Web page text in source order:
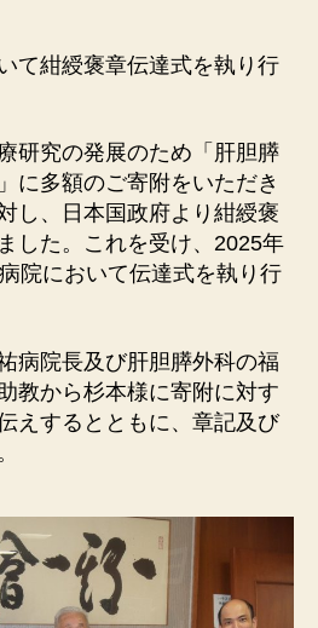
て紺綬褒章伝達式を執り行
研究の発展のため「肝胆膵
に多額のご寄附をいただき
し、日本国政府より紺綬褒
した。これを受け、2025年
院において伝達式を執り行
病院長及び肝胆膵外科の福
教から杉本様に寄附に対す
えするとともに、章記及び